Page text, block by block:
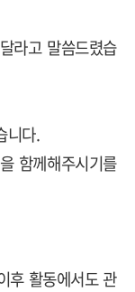
라고 말씀드렸습
니다.
함께해주시기를
후 활동에서도 관